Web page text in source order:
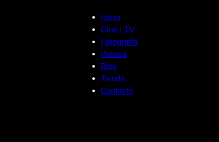
Inicio
Cine | TV
Fotografía
Prensa
Blog
Tienda
Contacto